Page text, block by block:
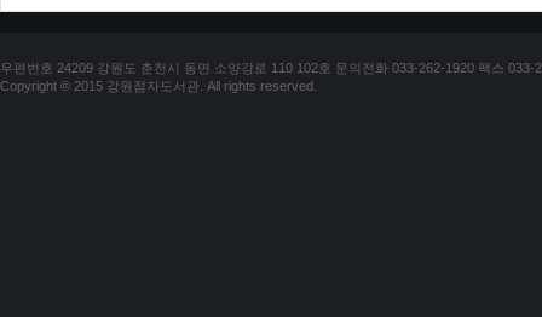
우편번호 24209 강원도 춘천시 동면 소양강로 110 102호 문의전화 033-262-1920 팩스 033-
Copyright © 2015 강원점자도서관. All rights reserved.